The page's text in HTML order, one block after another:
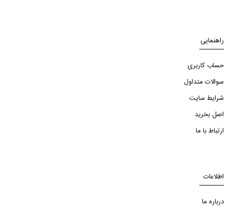
راهنمایی
حساب کاربری
سوالات متداول
شرایط سایت
اصل بخرید
ارتباط با ما
اطلاعات
درباره ما